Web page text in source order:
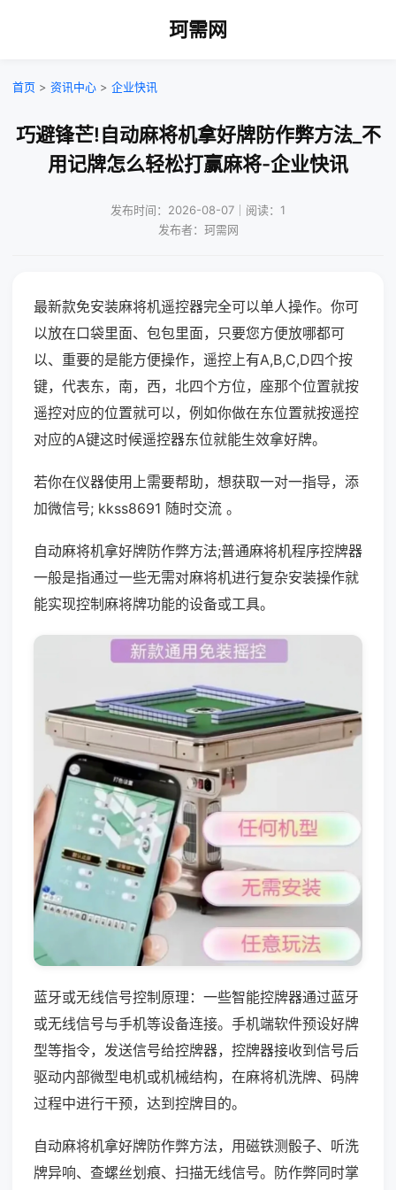
珂需网
首页 > 资讯中心 > 企业快讯
巧避锋芒!自动麻将机拿好牌防作弊方法_不
用记牌怎么轻松打赢麻将-企业快讯
发布时间：2026-08-07｜阅读：1
发布者：珂需网
最新款免安装麻将机遥控器完全可以单人操作。你可
以放在口袋里面、包包里面，只要您方便放哪都可
以、重要的是能方便操作，遥控上有A,B,C,D四个按
键，代表东，南，西，北四个方位，座那个位置就按
遥控对应的位置就可以，例如你做在东位置就按遥控
对应的A键这时候遥控器东位就能生效拿好牌。
若你在仪器使用上需要帮助，想获取一对一指导，添
加微信号; kkss8691 随时交流 。
自动麻将机拿好牌防作弊方法;普通麻将机程序控牌器
一般是指通过一些无需对麻将机进行复杂安装操作就
能实现控制麻将牌功能的设备或工具。
蓝牙或无线信号控制原理：一些智能控牌器通过蓝牙
或无线信号与手机等设备连接。手机端软件预设好牌
型等指令，发送信号给控牌器，控牌器接收到信号后
驱动内部微型电机或机械结构，在麻将机洗牌、码牌
过程中进行干预，达到控牌目的。
自动麻将机拿好牌防作弊方法，用磁铁测骰子、听洗
牌异响、查螺丝划痕、扫描无线信号。防作弊同时掌